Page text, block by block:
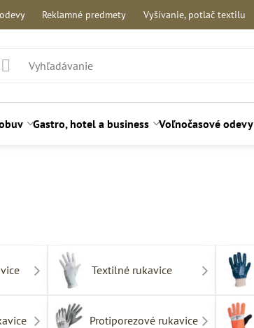
Reklamné predmety Vyšívanie, potlač textilu
Gastro, hotel a business Voľnočasové odevy
Textilné rukavice
Protiporezové rukavice